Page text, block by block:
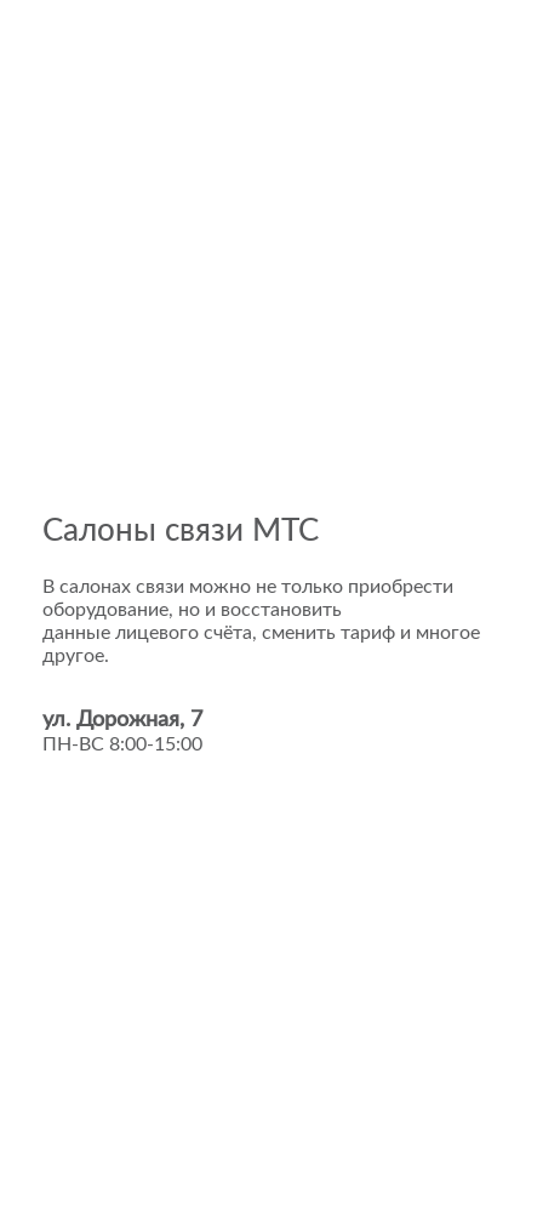
Салоны связи МТС
В салонах связи можно не только приобрести
оборудование, но и восстановить
данные лицевого счёта, сменить тариф и многое
другое.
ул. Дорожная, 7
ПН-ВС 8:00-15:00